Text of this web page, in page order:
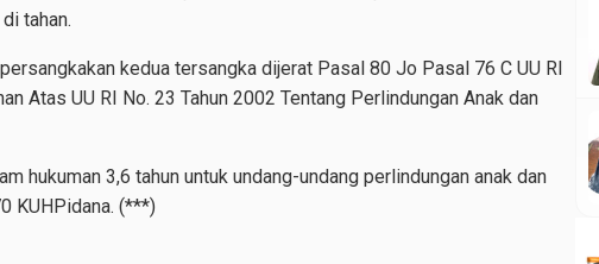
tahan.
kedua tersangka dijerat Pasal 80 Jo Pasal 76 C UU RI
Atas UU RI No. 23 Tahun 2002 Tentang Perlindungan Anak dan
hukuman 3,6 tahun untuk undang-undang perlindungan anak dan
KUHPidana. (***)